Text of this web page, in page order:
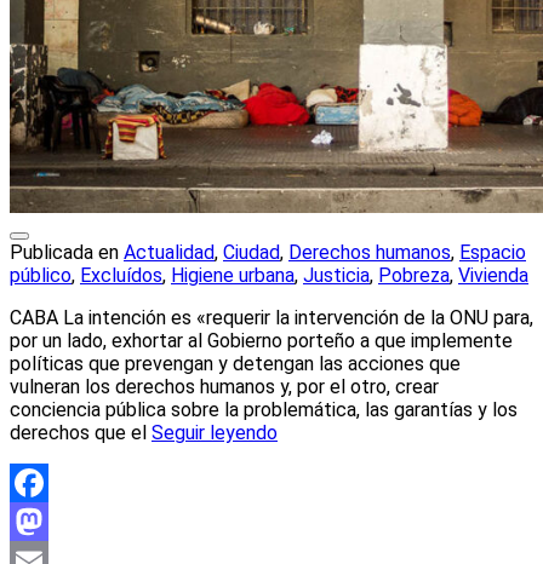
Publicada en Actualidad, Ciudad, Derechos humanos, Espacio
público, Excluídos, Higiene urbana, Justicia, Pobreza, Vivienda
CABA La intención es «requerir la intervención de la ONU para,
por un lado, exhortar al Gobierno porteño a que implemente
políticas que prevengan y detengan las acciones que
vulneran los derechos humanos y, por el otro, crear
conciencia pública sobre la problemática, las garantías y los
derechos que el Seguir leyendo
Facebook
Mastodon